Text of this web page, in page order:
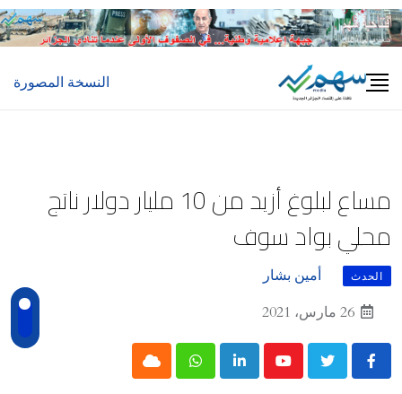
Skip
to
النسخة المصورة
مساع لبلوغ أزيد من 10 مليار دولار ناتج
محلي بواد سوف
الحدث
أمين بشار
26 مارس، 2021
Youtube
LinkedIn
Whatsapp
Cloud